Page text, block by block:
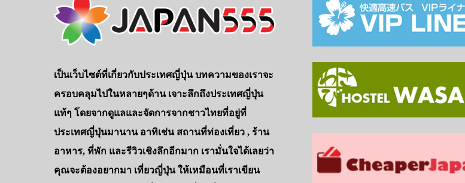
เป็นเว็บไซต์ที่เกี่ยวกับประเทศญี่ปุ่น บทความของเราจะ
ครอบคลุมไปในหลายๆด้าน เจาะลึกถึงประเทศญี่ปุ่น
แท้ๆ โดยจากดูแลและจัดการจากชาวไทยที่อยู่ที่
ประเทศญี่ปุ่นมานาน อาทิเช่น สถานที่ท่องเที่ยว , ร้าน
อาหาร, ที่พัก และรีวิวเชิงลึกอีกมาก เรามั่นใจได้เลยว่า
คุณจะต้องอยากมา เที่ยวญี่ปุ่น ให้เหมือนที่เราเขียน